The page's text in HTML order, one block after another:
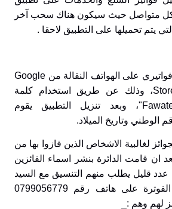
متواصل حيث سيكون هناك سحب آخر
يتم تحميلها على التطبيق لاحقا .
على الهواتف النقالة من Google
، وذلك عن طريق استخدام كلمة
"، وبعد تنزيل التطبيق يقوم
الوطني وتاريخ الميلاد.
لغالبية الاشخاص الذين فازوا بها من
ان قامت الدائرة بنشر اسماء الفائزين
عدد قليل يطلب منهم التنسيق مع السيد
عبدالله صلاح مدير الفوترة على هاتف رقم 0799056779
لهم وهم :_